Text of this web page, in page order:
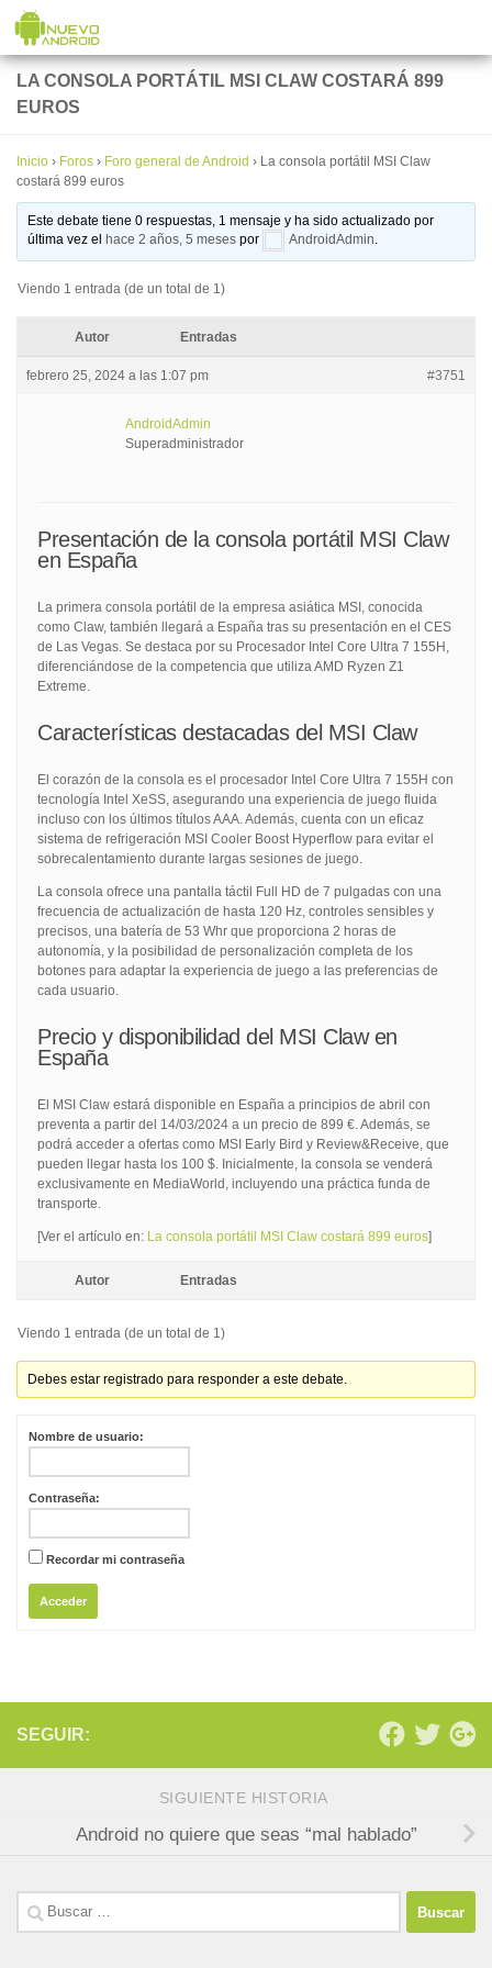
Saltar al contenido
LA CONSOLA PORTÁTIL MSI CLAW COSTARÁ 899
EUROS
Inicio › Foros › Foro general de Android › La consola portátil MSI Claw
costará 899 euros
Este debate tiene 0 respuestas, 1 mensaje y ha sido actualizado por
última vez el
hace 2 años, 5 meses por AndroidAdmin.
Viendo 1 entrada (de un total de 1)
Autor Entradas
febrero 25, 2024 a las 1:07 pm #3751
AndroidAdmin
Superadministrador
Presentación de la consola portátil MSI Claw
en España
La primera consola portátil de la empresa asiática MSI, conocida
como Claw, también llegará a España tras su presentación en el CES
de Las Vegas. Se destaca por su Procesador Intel Core Ultra 7 155H,
diferenciándose de la competencia que utiliza AMD Ryzen Z1
Extreme.
Características destacadas del MSI Claw
El corazón de la consola es el procesador Intel Core Ultra 7 155H con
tecnología Intel XeSS, asegurando una experiencia de juego fluida
incluso con los últimos títulos AAA. Además, cuenta con un eficaz
sistema de refrigeración MSI Cooler Boost Hyperflow para evitar el
sobrecalentamiento durante largas sesiones de juego.
La consola ofrece una pantalla táctil Full HD de 7 pulgadas con una
frecuencia de actualización de hasta 120 Hz, controles sensibles y
precisos, una batería de 53 Whr que proporciona 2 horas de
autonomía, y la posibilidad de personalización completa de los
botones para adaptar la experiencia de juego a las preferencias de
cada usuario.
Precio y disponibilidad del MSI Claw en
España
El MSI Claw estará disponible en España a principios de abril con
preventa a partir del 14/03/2024 a un precio de 899 €. Además, se
podrá acceder a ofertas como MSI Early Bird y Review&Receive, que
pueden llegar hasta los 100 $. Inicialmente, la consola se venderá
exclusivamente en MediaWorld, incluyendo una práctica funda de
transporte.
[Ver el artículo en: La consola portátil MSI Claw costará 899 euros]
Autor Entradas
Viendo 1 entrada (de un total de 1)
Debes estar registrado para responder a este debate.
Nombre de usuario:
Contraseña:
Recordar mi contraseña
Acceder
SEGUIR:
SIGUIENTE HISTORIA
Android no quiere que seas “mal hablado”
Buscar: